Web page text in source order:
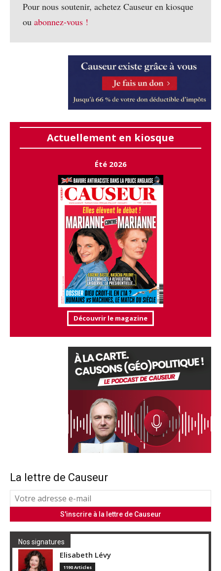
Pour nous soutenir, achetez Causeur en kiosque
ou abonnez-vous !
Actuellement en kiosque
Été 2026
Découvrir le magazine
La lettre de Causeur
Nos signatures
Elisabeth Lévy
1190 Articles